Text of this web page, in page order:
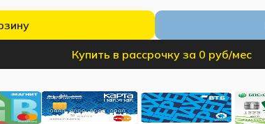
Купить в рассрочку за 0 руб/мес